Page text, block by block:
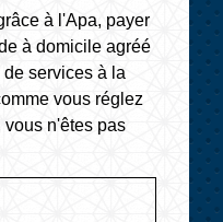
à l'Apa, payer
à domicile agréé
services à la
vous réglez
vous n'êtes pas